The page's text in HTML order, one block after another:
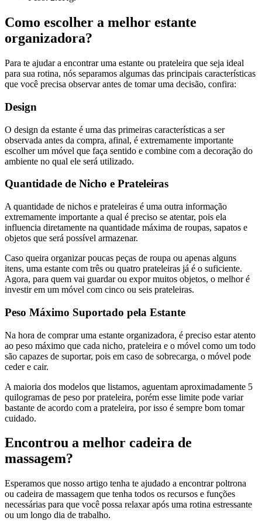
Como escolher a melhor estante
organizadora?
Para te ajudar a encontrar uma estante ou prateleira que seja ideal
para sua rotina, nós separamos algumas das principais características
que você precisa observar antes de tomar uma decisão, confira:
Design
O design da estante é uma das primeiras características a ser
observada antes da compra, afinal, é extremamente importante
escolher um móvel que faça sentido e combine com a decoração do
ambiente no qual ele será utilizado.
Quantidade de Nicho e Prateleiras
A quantidade de nichos e prateleiras é uma outra informação
extremamente importante a qual é preciso se atentar, pois ela
influencia diretamente na quantidade máxima de roupas, sapatos e
objetos que será possível armazenar.
Caso queira organizar poucas peças de roupa ou apenas alguns
itens, uma estante com três ou quatro prateleiras já é o suficiente.
Agora, para quem vai guardar ou expor muitos objetos, o melhor é
investir em um móvel com cinco ou seis prateleiras.
Peso Máximo Suportado pela Estante
Na hora de comprar uma estante organizadora, é preciso estar atento
ao peso máximo que cada nicho, prateleira e o móvel como um todo
são capazes de suportar, pois em caso de sobrecarga, o móvel pode
ceder e cair.
A maioria dos modelos que listamos, aguentam aproximadamente 5
quilogramas de peso por prateleira, porém esse limite pode variar
bastante de acordo com a prateleira, por isso é sempre bom tomar
cuidado.
Encontrou a melhor cadeira de
massagem?
Esperamos que nosso artigo tenha te ajudado a encontrar poltrona
ou cadeira de massagem que tenha todos os recursos e funções
necessárias para que você possa relaxar após uma rotina estressante
ou um longo dia de trabalho.